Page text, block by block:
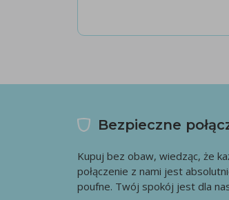
Bezpieczne
Kupuj bez obaw, wiedząc, że
połączenie z nami jest
poufne. Twój spokój jest dla